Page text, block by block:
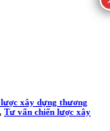
xây dựng thương
, Tư vấn chiến lược xây